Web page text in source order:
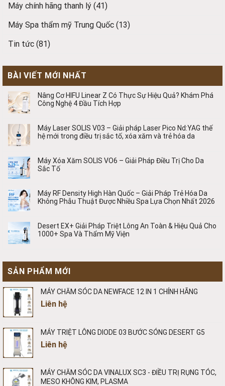
Máy chính hãng thanh lý (41)
Máy Spa thẩm mỹ Trung Quốc (13)
Tin tức (81)
BÀI VIẾT MỚI NHẤT
Nâng Cơ HIFU Linear Z Có Thực Sự Hiệu Quả? Khám Phá
Công Nghệ 4 Đầu Tích Hợp
Máy Laser SOLIS V03 – Giải pháp Laser Pico Nd:YAG thế
hệ mới trong điều trị sắc tố, xóa xăm và trẻ hóa da
Máy Xóa Xăm SOLIS VO6 – Giải Pháp Điều Trị Cho Da
Sắc Tố
Máy RF Density High Hàn Quốc – Giải Pháp Trẻ Hóa Da
Không Phẫu Thuật Được Nhiều Spa Lựa Chọn Nhất 2026
Desert EX+ Giải Pháp Triệt Lông An Toàn & Hiệu Quả Cho
1000+ Spa Và Thẩm Mỹ Viện
SẢN PHẨM MỚI
MÁY CHĂM SÓC DA NEWFACE 12 IN 1 CHÍNH HÃNG
Liên hệ
MÁY TRIỆT LÔNG DIODE 03 BƯỚC SÓNG DESERT G5
Liên hệ
MÁY CHĂM SÓC DA VINALUX SC3 - ĐIỀU TRỊ RỤNG TÓC,
MESO KHÔNG KIM, PLASMA